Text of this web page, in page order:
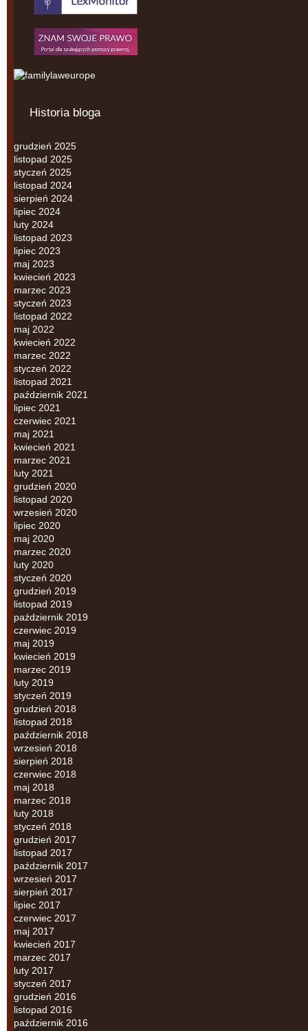
Historia bloga
grudzień 2025
listopad 2025
styczeń 2025
listopad 2024
sierpień 2024
lipiec 2024
luty 2024
listopad 2023
lipiec 2023
maj 2023
kwiecień 2023
marzec 2023
styczeń 2023
listopad 2022
maj 2022
kwiecień 2022
marzec 2022
styczeń 2022
listopad 2021
październik 2021
lipiec 2021
czerwiec 2021
maj 2021
kwiecień 2021
marzec 2021
luty 2021
grudzień 2020
listopad 2020
wrzesień 2020
lipiec 2020
maj 2020
marzec 2020
luty 2020
styczeń 2020
grudzień 2019
listopad 2019
październik 2019
czerwiec 2019
maj 2019
kwiecień 2019
marzec 2019
luty 2019
styczeń 2019
grudzień 2018
listopad 2018
październik 2018
wrzesień 2018
sierpień 2018
czerwiec 2018
maj 2018
marzec 2018
luty 2018
styczeń 2018
grudzień 2017
listopad 2017
październik 2017
wrzesień 2017
sierpień 2017
lipiec 2017
czerwiec 2017
maj 2017
kwiecień 2017
marzec 2017
luty 2017
styczeń 2017
grudzień 2016
listopad 2016
październik 2016